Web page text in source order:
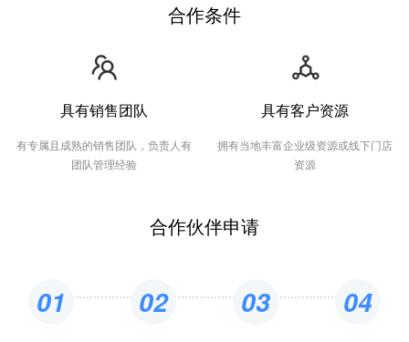
合作条件
具有销售团队
有专属且成熟的销售团队，负责人有
团队管理经验
具有客户资源
拥有当地丰富企业级资源或线下门店
资源
合作伙伴申请
01 02 03 04